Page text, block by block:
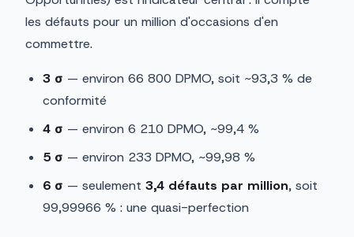
les défauts pour un million d'occasions d'en
commettre.
3 σ — environ 66 800 DPMO, soit ~93,3 % de
conformité
4 σ — environ 6 210 DPMO, ~99,4 %
5 σ — environ 233 DPMO, ~99,98 %
6 σ — seulement 3,4 défauts par million, soit
99,99966 % : une quasi-perfection